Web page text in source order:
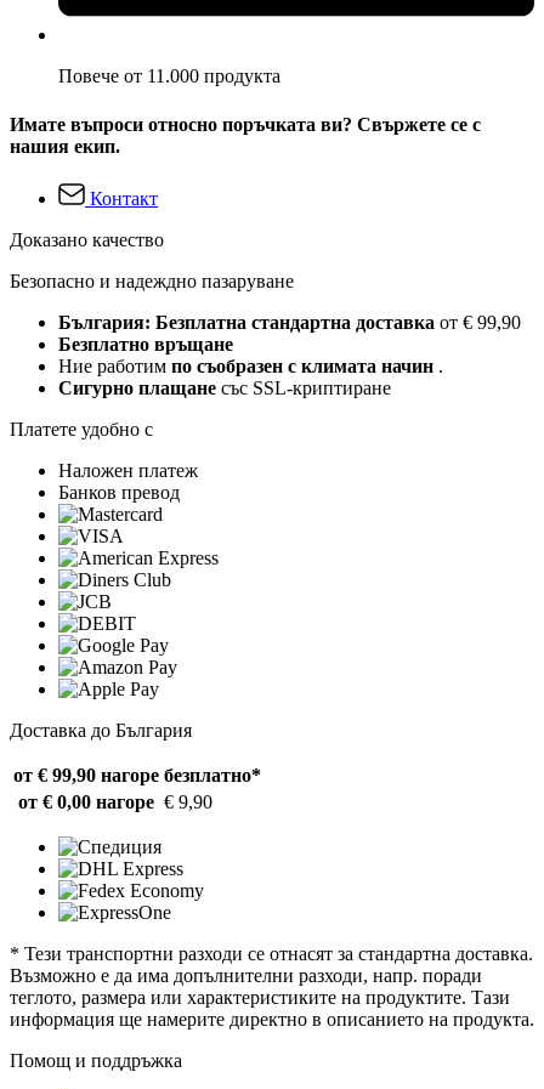
Повече от 11.000 продукта
Имате въпроси относно поръчката ви? Свържете се с
нашия екип.
Контакт
Доказано качество
Безопасно и надеждно пазаруване
България: Безплатна стандартна доставка от € 99,90
Безплатно връщане
Ние работим по съобразен с климата начин .
Сигурно плащане със SSL-криптиране
Платете удобно с
Наложен платеж
Банков превод
Доставка до България
от € 99,90 нагоре безплатно*
от € 0,00 нагоре € 9,90
* Тези транспортни разходи се отнасят за стандартна доставка.
Възможно е да има допълнителни разходи, напр. поради
теглото, размера или характеристиките на продуктите. Тази
информация ще намерите директно в описанието на продукта.
Помощ и поддръжка